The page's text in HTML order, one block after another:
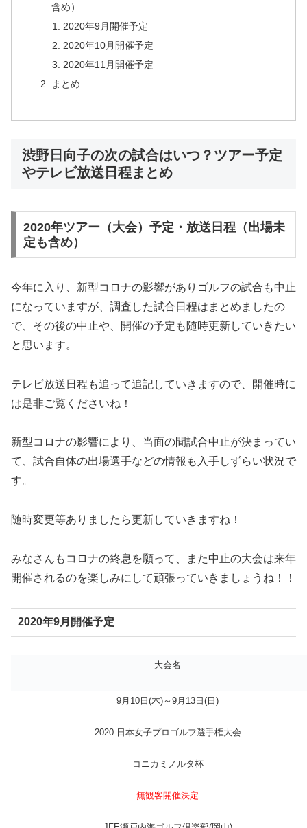
含め）
2020年9月開催予定
2020年10月開催予定
2020年11月開催予定
まとめ
渋野日向子の次の試合はいつ？ツアー予定
やテレビ放送日程まとめ
2020年ツアー（大会）予定・放送日程（出場未
定も含め）
今年に入り、新型コロナの影響がありゴルフの試合も中止
になっていますが、調査した試合日程はまとめましたの
で、その後の中止や、開催の予定も随時更新していきたい
と思います。
テレビ放送日程も追って追記していきますので、開催時に
は是非ご覧くださいね！
新型コロナの影響により、当面の間試合中止が決まってい
て、試合自体の出場選手などの情報も入手しずらい状況で
す。
随時変更等ありましたら更新していきますね！
みなさんもコロナの終息を願って、また中止の大会は来年
開催されるのを楽しみにして頑張っていきましょうね！！
2020年9月開催予定
大会名
9月10日(木)～9月13日(日)
2020 日本女子プロゴルフ選手権大会
コニカミノルタ杯
無観客開催決定